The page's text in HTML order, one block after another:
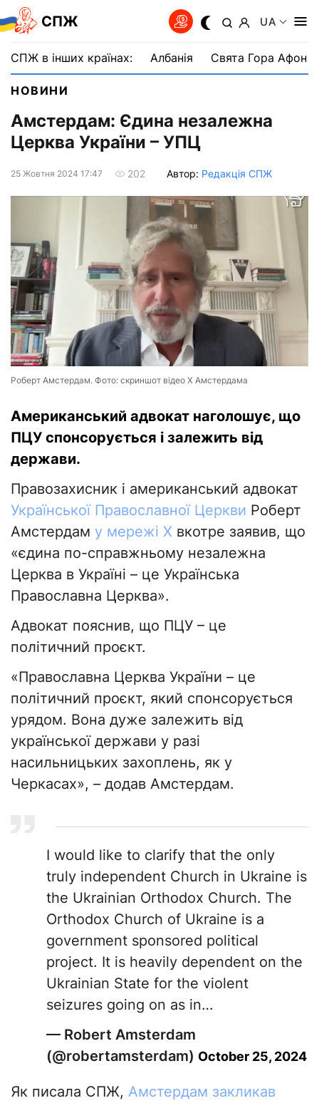
СПЖ UA
СПЖ в інших країнах: Албанія Свята Гора Афон
НОВИНИ
Амстердам: Єдина незалежна
Церква України – УПЦ
25 Жовтня 2024 17:47 202 Автор: Редакція СПЖ
Роберт Амстердам. Фото: скриншот відео Х Амстердама
Американський адвокат наголошує, що
ПЦУ спонсорується і залежить від
держави.
Правозахисник і американський адвокат
Української Православної Церкви Роберт
Амстердам у мережі X вкотре заявив, що
«єдина по-справжньому незалежна
Церква в Україні – це Українська
Православна Церква».
Адвокат пояснив, що ПЦУ – це
політичний проєкт.
«Православна Церква України – це
політичний проєкт, який спонсорується
урядом. Вона дуже залежить від
української держави у разі
насильницьких захоплень, як у
Черкасах», – додав Амстердам.
I would like to clarify that the only
truly independent Church in Ukraine is
the Ukrainian Orthodox Church. The
Orthodox Church of Ukraine is a
government sponsored political
project. It is heavily dependent on the
Ukrainian State for the violent
seizures going on as in…
— Robert Amsterdam
(@robertamsterdam) October 25, 2024
Як писала СПЖ, Амстердам закликав